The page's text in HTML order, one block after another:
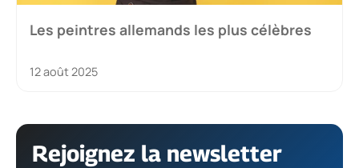
Les peintres allemands les plus célèbres
12 août 2025
Rejoignez la newsletter